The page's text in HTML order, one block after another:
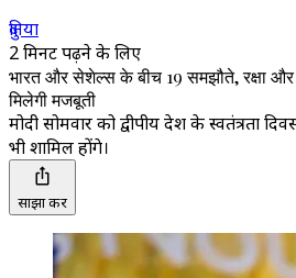
दुनिया
2 मिनट पढ़ने के लिए
भारत और सेशेल्स के बीच 19 समझौते, रक्षा और
मिलेगी मजबूती
मोदी सोमवार को द्वीपीय देश के स्वतंत्रता
भी शामिल होंगे।
साझा करें